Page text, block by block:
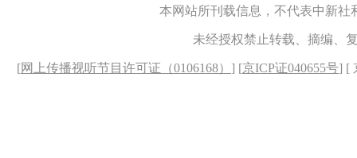
本网站所刊载信息，不代表中新
未经授权禁止转载、摘编、
[网上传播视听节目许可证（0106168） ] [京ICP证040655号] [